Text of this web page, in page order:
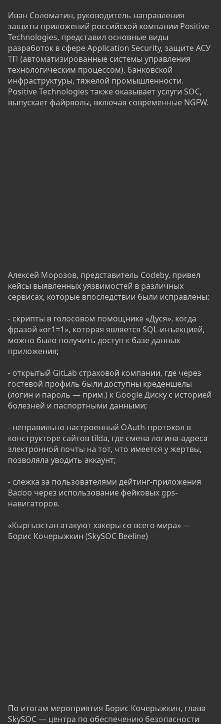
Иван Соломатин, руководитель направления
защиты приложений российской компании Positive
Technologies, представил основные виды
разработок в сфере Application Security, защите АСУ
ТП (автоматизированные системы управления
технологическим процессом), банковской
инфраструктуры, тяжелой промышленности.
Positive Technologies также оказывает услуги SOC,
выпускает файрволы, включая современные NGFW.
Алексей Морозов, представитель Codeby, привел
кейсы выявленных уязвимостей в различных
сервисах, которые впоследствии были исправлены:
- скрипты в голосовом помощнике «Дуся», когда
фразой «or1=1», которая является SQL-инъекцией,
можно было получить доступ к базе данных
приложения;
- открытый GitLab страховой компании, где через
гостевой профиль были доступны креденшелы
(логин и пароль — прим.) к Google Диску с историей
болезней и паспортными данными;
- неправильно настроенный OAuth-протокол в
конструкторе сайтов tilda, где смена логина-адреса
электронной почты на тот, что имеется у жертвы,
позволяла уводить аккаунт;
- слежка за пользователями дейтинг-приложения
Badoo через использование фейковых gps-
навигаторов.
«Кыргызстан атакуют хакеры со всего мира» —
Борис Кочерыжкин (SkySOC Beeline)
По итогам мероприятия Борис Кочерыжкин, глава
SkySOC — центра по обеспечению безопасности